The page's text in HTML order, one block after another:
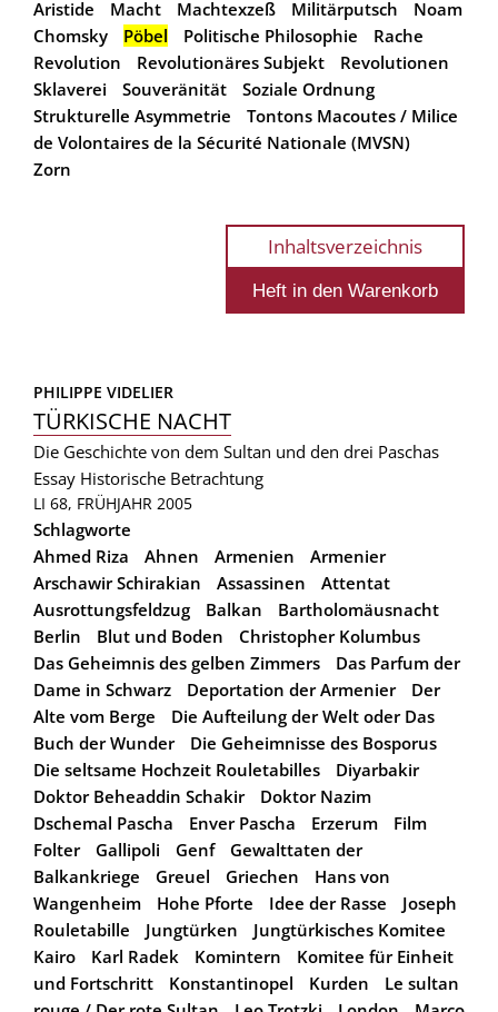
Aristide
Macht Machtexzeß Militärputsch
Noam
Chomsky
Pöbel Politische Philosophie
Rache
Revolution
Revolutionäres Subjekt
Revolutionen
Sklaverei
Souveränität
Soziale Ordnung
Strukturelle Asymmetrie
Tontons Macoutes / Milice
de Volontaires de la Sécurité Nationale (MVSN)
Zorn
Inhaltsverzeichnis
PHILIPPE VIDELIER
TÜRKISCHE NACHT
Die Geschichte von dem Sultan und den drei Paschas
Essay Historische Betrachtung
LI 68, FRÜHJAHR 2005
Schlagworte
Ahmed Riza
Ahnen Armenien
Armenier
Arschawir Schirakian
Assassinen
Attentat
Ausrottungsfeldzug
Balkan
Bartholomäusnacht
Berlin
Blut und Boden
Christopher Kolumbus
Das Geheimnis des gelben Zimmers
Das Parfum der
Dame in Schwarz
Deportation der Armenier
Der
Alte vom Berge
Die Aufteilung der Welt oder Das
Buch der Wunder
Die Geheimnisse des Bosporus
Die seltsame Hochzeit Rouletabilles
Diyarbakir
Doktor Beheaddin Schakir
Doktor Nazim
Dschemal Pascha
Enver Pascha Erzerum
Film
Folter
Gallipoli Genf
Gewalttaten der
Balkankriege
Greuel Griechen
Hans von
Wangenheim
Hohe Pforte Idee der Rasse
Joseph
Rouletabille
Jungtürken
Jungtürkisches Komitee
Kairo
Karl Radek Komintern
Komitee für Einheit
und Fortschritt
Konstantinopel Kurden
Le sultan